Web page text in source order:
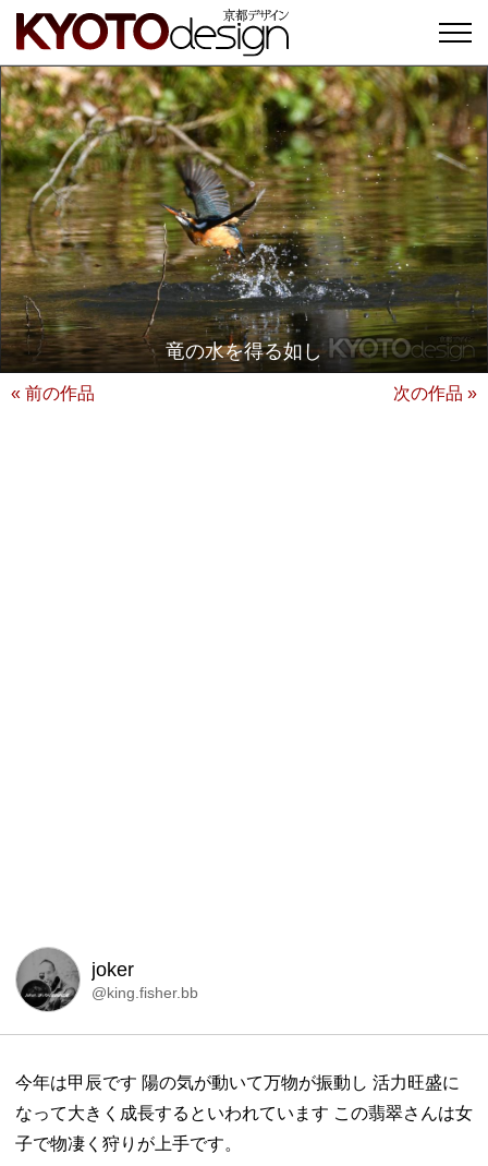
竜の水を得る如し
« 前の作品 次の作品 »
joker
@king.fisher.bb
今年は甲辰です 陽の気が動いて万物が振動し 活力旺盛に
なって大きく成長するといわれています この翡翠さんは女
子で物凄く狩りが上手です。